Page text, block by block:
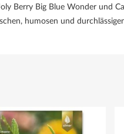
Berry Big Blue Wonder und
humosen und